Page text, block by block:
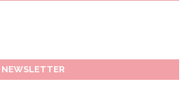
NEWSLETTER